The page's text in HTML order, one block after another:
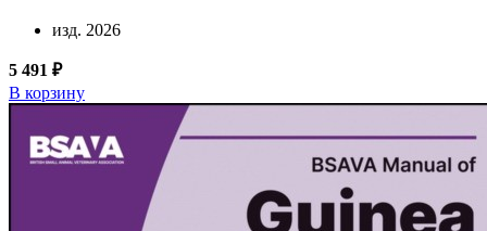
изд. 2026
5 491 ₽
В корзину